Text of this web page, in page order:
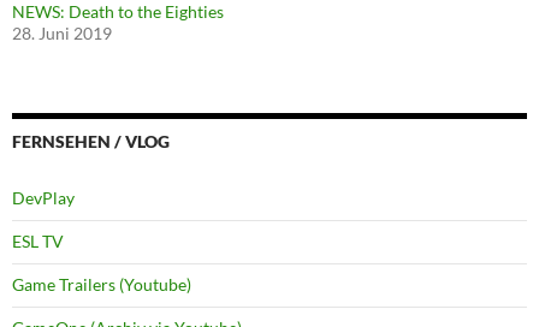
NEWS: Death to the Eighties
28. Juni 2019
FERNSEHEN / VLOG
DevPlay
ESL TV
Game Trailers (Youtube)